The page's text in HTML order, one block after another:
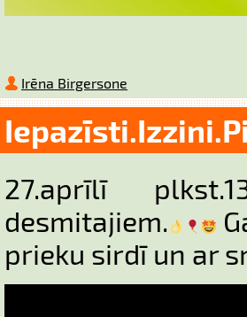
Irēna Birgersone
27.aprīlī
desmitajiem.
prieku sirdī un ar